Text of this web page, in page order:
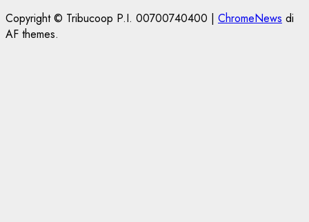
Copyright © Tribucoop P.I. 00700740400 | ChromeNews di
AF themes.